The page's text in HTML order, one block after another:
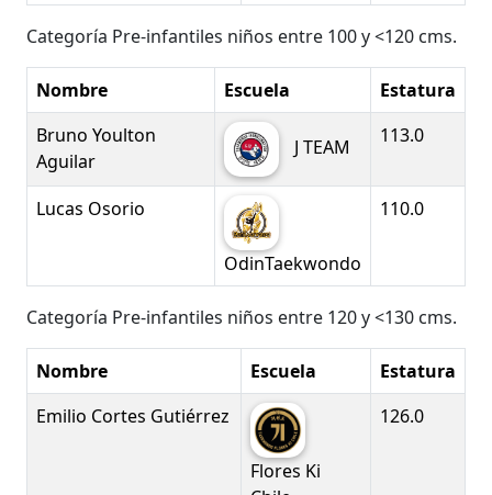
Categoría Pre-infantiles niños entre 100 y <120 cms.
Nombre Escuela
Estatura
Bruno Youlton
Aguilar
J TEAM
113.0
Lucas Osorio
OdinTaekwondo
110.0
Categoría Pre-infantiles niños entre 120 y <130 cms.
Nombre Escuela
Estatura
Emilio Cortes Gutiérrez
Flores Ki
126.0